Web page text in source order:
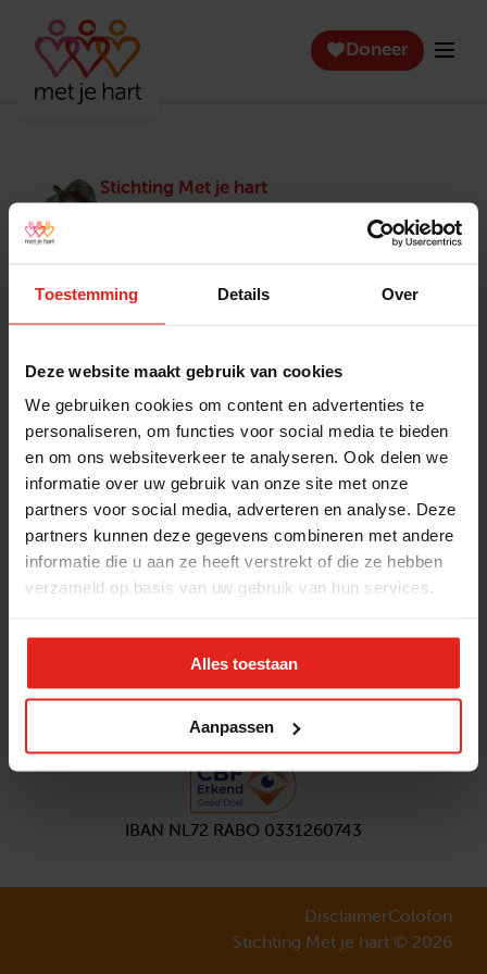
Toestemming Details Over
Deze website maakt gebruik van cookies
We gebruiken cookies om content en advertenties te
personaliseren, om functies voor social media te bieden
en om ons websiteverkeer te analyseren. Ook delen we
informatie over uw gebruik van onze site met onze
partners voor social media, adverteren en analyse. Deze
partners kunnen deze gegevens combineren met andere
informatie die u aan ze heeft verstrekt of die ze hebben
verzameld op basis van uw gebruik van hun services.
Alles toestaan
Aanpassen
Doneer
Stichting Met je hart
Stichting Met je hart laat ouderen die zich
eenzaam voelen weer genieten en inspireert
winnaar van het Appeltje van Oranje.
Actuele vacatures
Pers en media
Jaarverslag 2025
Contact
Klachtenprocedure
Privacyverklaring
Opzeggen
Volg ons
Aanmeldennieuwsbrief
IBAN NL72 RABO 0331260743
DisclaimerColofon
Stichting Met je hart © 2026